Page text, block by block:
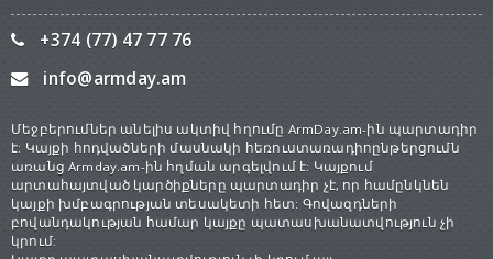
+374 (77) 47 77 76
info@armday.am
Մեջբերումներ անելիս ակտիվ հղումը ArmDay.am-ին պարտադիր
է: Կայքի հոդվածների մասնակի հեռուստառադիոընթերցումն
առանց Armday.am-ին հղման արգելվում է: Կայքում
արտահայտված կարծիքները պարտադիր չէ, որ համընկնեն
կայքի խմբագրության տեսակետի հետ: Գովազդների
բովանդակության համար կայքը պատասխանատվություն չի
կրում: